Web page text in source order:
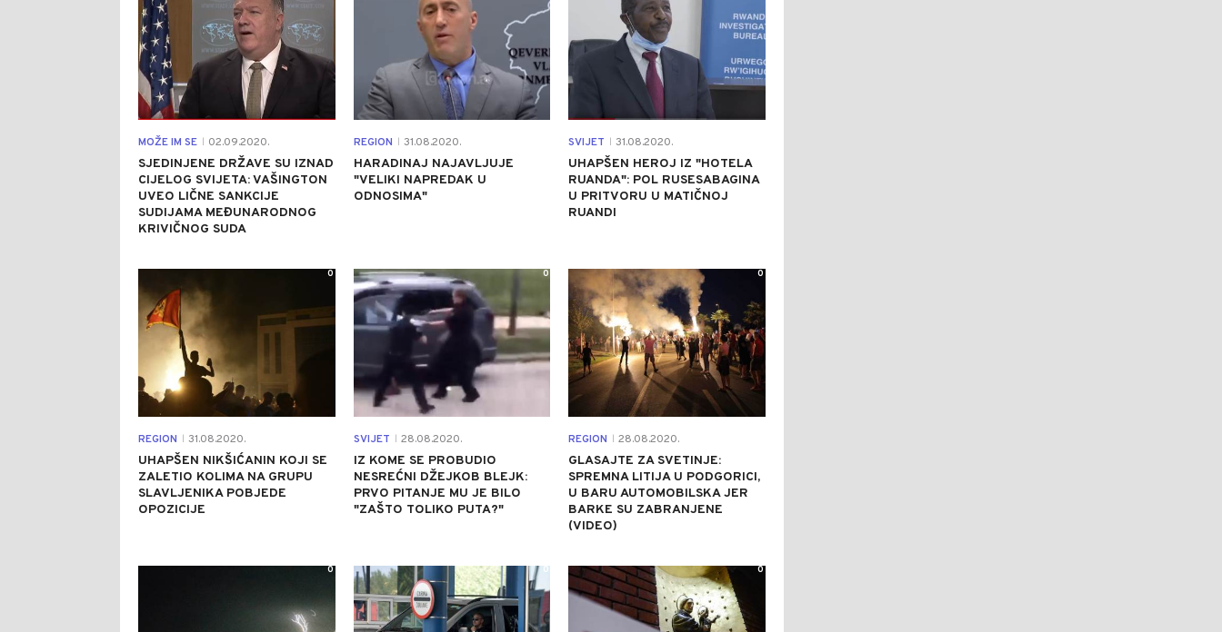
MOŽE IM SE 02.09.2020.
SJEDINJENE DRŽAVE SU IZNAD
CIJELOG SVIJETA: VAŠINGTON
UVEO LIČNE SANKCIJE
SUDIJAMA MEĐUNARODNOG
KRIVIČNOG SUDA
REGION 31.08.2020.
HARADINAJ NAJAVLJUJE
"VELIKI NAPREDAK U
ODNOSIMA"
SVIJET 31.08.2020.
UHAPŠEN HEROJ IZ "HOTELA
RUANDA": POL RUSESABAGINA
U PRITVORU U MATIČNOJ
RUANDI
REGION 31.08.2020.
UHAPŠEN NIKŠIĆANIN KOJI SE
ZALETIO KOLIMA NA GRUPU
SLAVLJENIKA POBJEDE
OPOZICIJE
0
SVIJET 28.08.2020.
IZ KOME SE PROBUDIO
NESREĆNI DŽEJKOB BLEJK:
PRVO PITANJE MU JE BILO
"ZAŠTO TOLIKO PUTA?"
0
REGION 28.08.2020.
GLASAJTE ZA SVETINJE:
SPREMNA LITIJA U PODGORICI,
U BARU AUTOMOBILSKA JER
BARKE SU ZABRANJENE
(VIDEO)
0
0 0 0